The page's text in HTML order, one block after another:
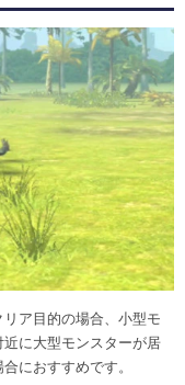
ア目的の場合、小型モ
に大型モンスターが居
におすすめです。